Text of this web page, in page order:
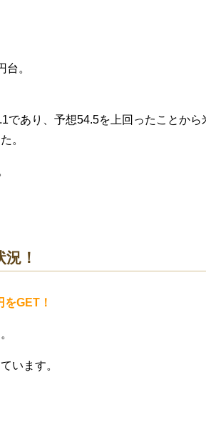
。
であり、予想54.5を上回ったことから
。
！
をGET！
います。